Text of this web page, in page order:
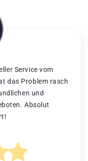
Service vom
das Problem rasch
und
Absolut